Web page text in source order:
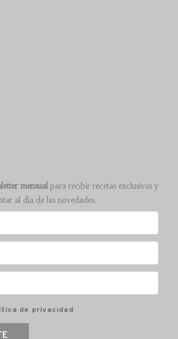
mensualpara recibir recetas exclusivas y
al día de las novedades.
de privacidad